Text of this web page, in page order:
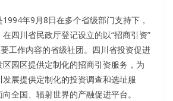
年9月8日在多个省级部门支持下，
四川省民政厅登记设立的以“招商引资”
工作内容的省级社团。四川省投资促进
园区提供定制化的招商引资服务，为
展提供定制化的投资调查和选址服
全国、辐射世界的产融促进平台。